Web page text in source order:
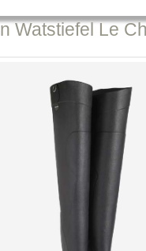
Watstiefel Le